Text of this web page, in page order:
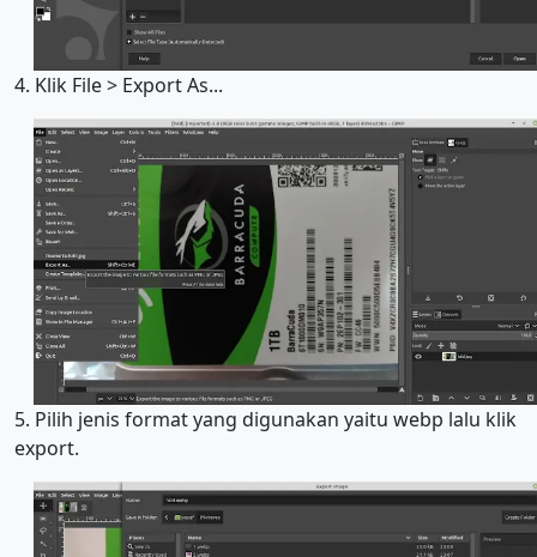
4. Klik File > Export As...
5. Pilih jenis format yang digunakan yaitu webp lalu klik
export.